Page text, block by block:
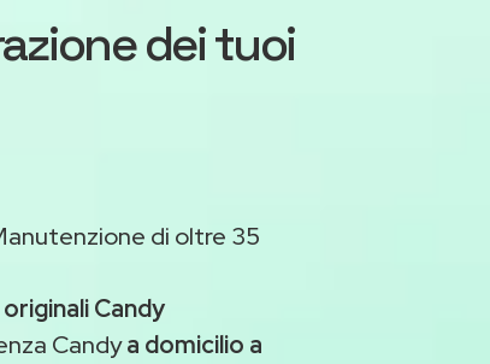
dei tuoi
di oltre 35
Candy
Candya domicilio a